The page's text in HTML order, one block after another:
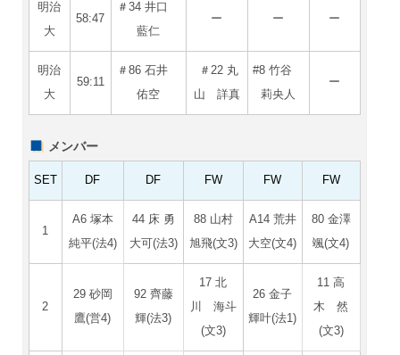
明治
大
58:47
＃34 井口
藍仁
ー ー ー
明治
大
59:11
＃86 石井
佑空
＃22 丸
山 詳真
#8 竹谷
莉央人
ー
メンバー
SET DF DF FW FW FW
1
A6 塚本
純平(法4)
44 床 勇
大可(法3)
88 山村
旭飛(文3)
A14 荒井
大空(文4)
80 金澤
颯(文4)
2
29 砂岡
鷹(営4)
92 齊藤
輝(法3)
17 北
川 海斗
(文3)
26 金子
輝叶(法1)
11 高
木 然
(文3)